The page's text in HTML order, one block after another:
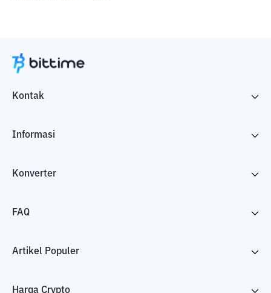
Kontak
Informasi
Konverter
FAQ
Artikel Populer
Harga Crypto